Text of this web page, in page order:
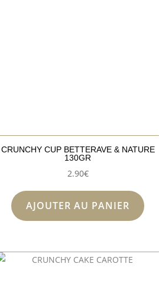
CRUNCHY CUP BETTERAVE & NATURE
130GR
2.90€
AJOUTER AU PANIER